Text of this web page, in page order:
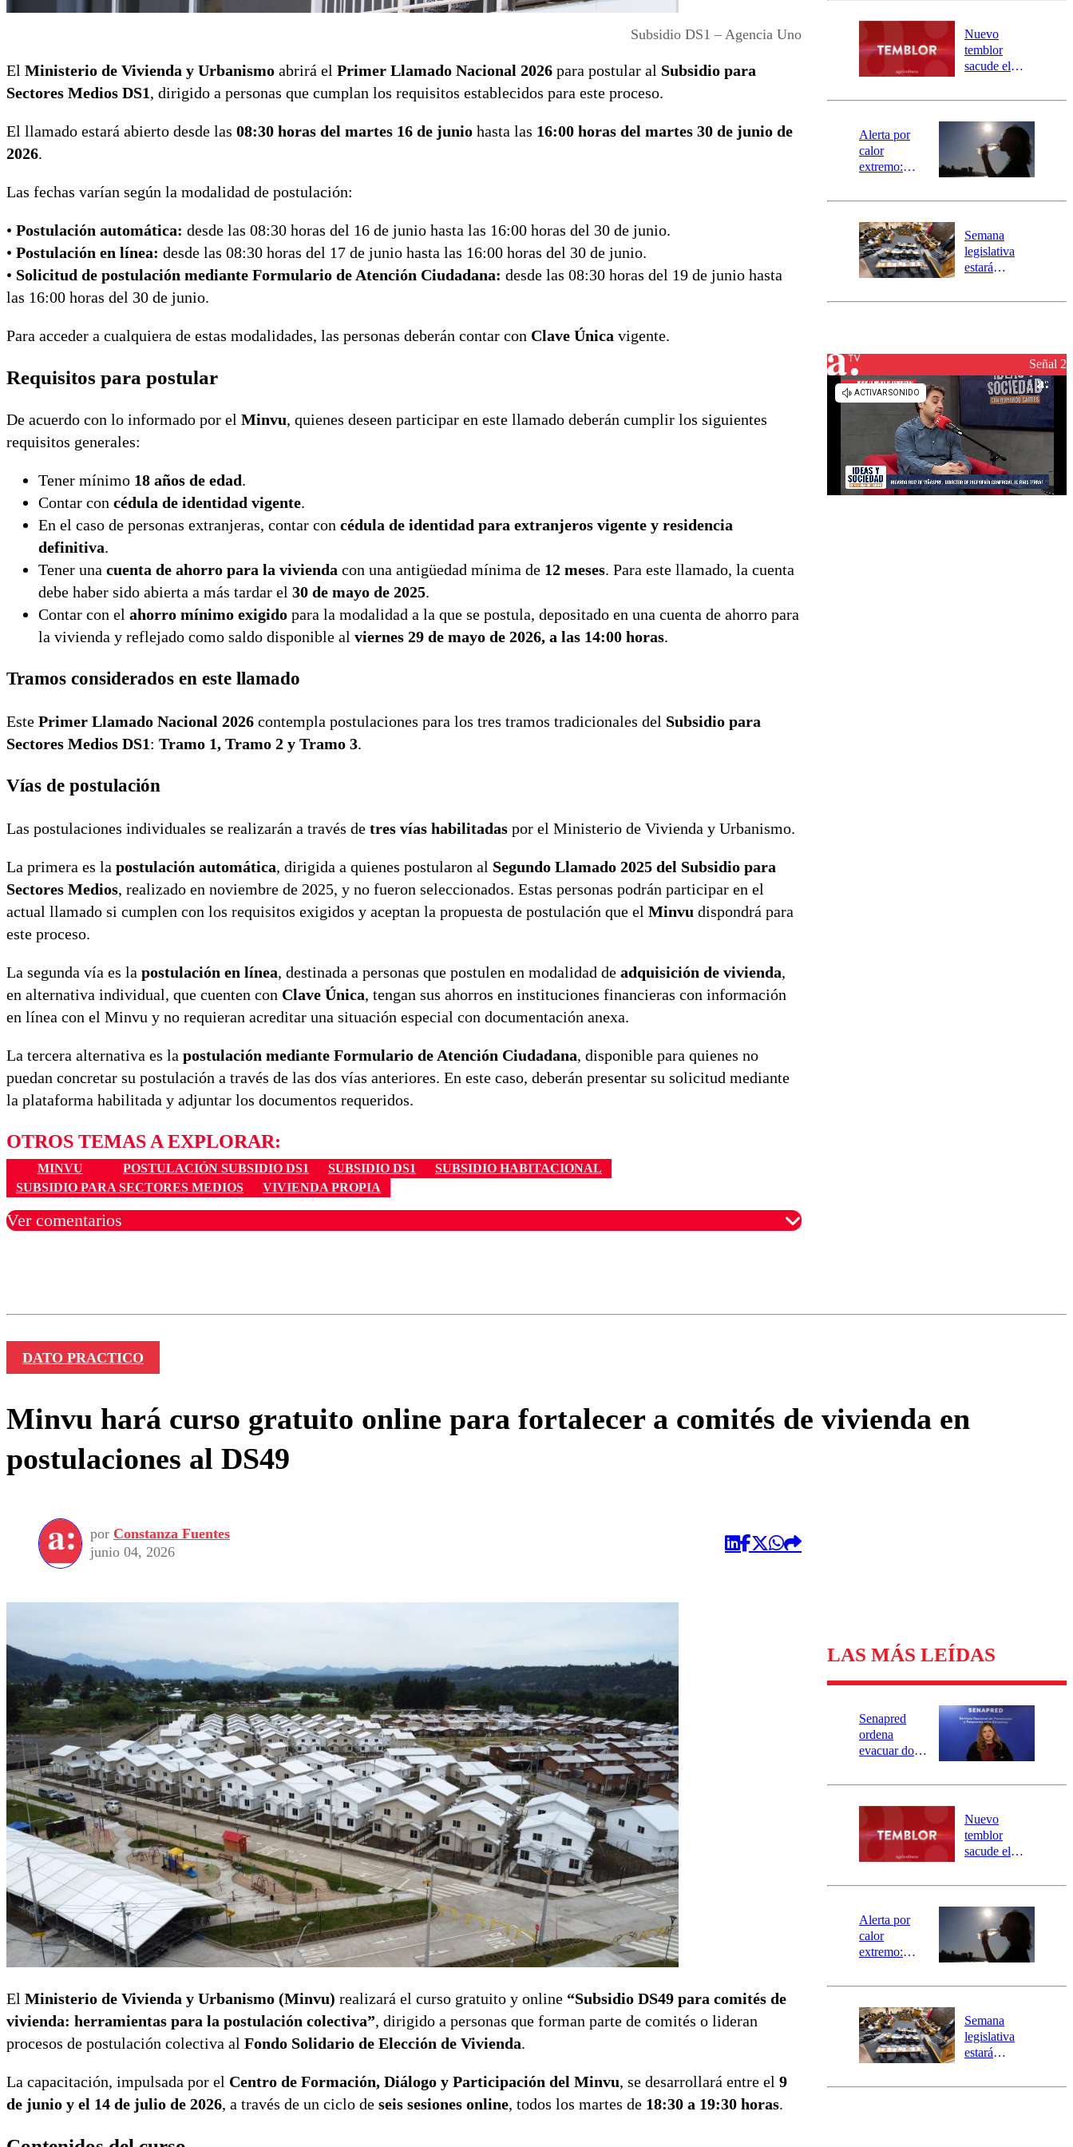
Subsidio DS1 – Agencia Uno
El Ministerio de Vivienda y Urbanismo abrirá el Primer Llamado Nacional 2026 para postular al Subsidio para
Sectores Medios DS1, dirigido a personas que cumplan los requisitos establecidos para este proceso.
El llamado estará abierto desde las 08:30 horas del martes 16 de junio hasta las 16:00 horas del martes 30 de junio de
2026.
Las fechas varían según la modalidad de postulación:
• Postulación automática: desde las 08:30 horas del 16 de junio hasta las 16:00 horas del 30 de junio.
• Postulación en línea: desde las 08:30 horas del 17 de junio hasta las 16:00 horas del 30 de junio.
• Solicitud de postulación mediante Formulario de Atención Ciudadana: desde las 08:30 horas del 19 de junio hasta
las 16:00 horas del 30 de junio.
Para acceder a cualquiera de estas modalidades, las personas deberán contar con Clave Única vigente.
Requisitos para postular
De acuerdo con lo informado por el Minvu, quienes deseen participar en este llamado deberán cumplir los siguientes
requisitos generales:
Tener mínimo 18 años de edad.
Contar con cédula de identidad vigente.
En el caso de personas extranjeras, contar con cédula de identidad para extranjeros vigente y residencia
definitiva.
Tener una cuenta de ahorro para la vivienda con una antigüedad mínima de 12 meses. Para este llamado, la cuenta
debe haber sido abierta a más tardar el 30 de mayo de 2025.
Contar con el ahorro mínimo exigido para la modalidad a la que se postula, depositado en una cuenta de ahorro para
la vivienda y reflejado como saldo disponible al viernes 29 de mayo de 2026, a las 14:00 horas.
Tramos considerados en este llamado
Este Primer Llamado Nacional 2026 contempla postulaciones para los tres tramos tradicionales del Subsidio para
Sectores Medios DS1: Tramo 1, Tramo 2 y Tramo 3.
Vías de postulación
Las postulaciones individuales se realizarán a través de tres vías habilitadas por el Ministerio de Vivienda y Urbanismo.
La primera es la postulación automática, dirigida a quienes postularon al Segundo Llamado 2025 del Subsidio para
Sectores Medios, realizado en noviembre de 2025, y no fueron seleccionados. Estas personas podrán participar en el
actual llamado si cumplen con los requisitos exigidos y aceptan la propuesta de postulación que el Minvu dispondrá para
este proceso.
La segunda vía es la postulación en línea, destinada a personas que postulen en modalidad de adquisición de vivienda,
en alternativa individual, que cuenten con Clave Única, tengan sus ahorros en instituciones financieras con información
en línea con el Minvu y no requieran acreditar una situación especial con documentación anexa.
La tercera alternativa es la postulación mediante Formulario de Atención Ciudadana, disponible para quienes no
puedan concretar su postulación a través de las dos vías anteriores. En este caso, deberán presentar su solicitud mediante
la plataforma habilitada y adjuntar los documentos requeridos.
OTROS TEMAS A EXPLORAR:
MINVU POSTULACIÓN SUBSIDIO DS1 SUBSIDIO DS1
SUBSIDIO HABITACIONAL
SUBSIDIO PARA SECTORES MEDIOS
VIVIENDA PROPIA
Ver comentarios
río Damas:
activa
mensajería
SAE
Nuevo
temblor
sacude el
revisa la
epicentro
Alerta por
calor
extremo:
activa Alerta
Preventiva en
tres comunas
Semana
legislativa
estará
el fin de la
reconstrucciónSeñal 2
DATO PRACTICO
Minvu hará curso gratuito online para fortalecer a comités de vivienda en
postulaciones al DS49
por Constanza Fuentes
junio 04, 2026
El Ministerio de Vivienda y Urbanismo (Minvu) realizará el curso gratuito y online “Subsidio DS49 para comités de
vivienda: herramientas para la postulación colectiva”, dirigido a personas que forman parte de comités o lideran
procesos de postulación colectiva al Fondo Solidario de Elección de Vivienda.
La capacitación, impulsada por el Centro de Formación, Diálogo y Participación del Minvu, se desarrollará entre el 9
de junio y el 14 de julio de 2026, a través de un ciclo de seis sesiones online, todos los martes de 18:30 a 19:30 horas.
LAS MÁS LEÍDAS
Senapred
ordena
evacuar dos
Carahue por
río Damas:
activa
mensajería
SAE
Nuevo
temblor
sacude el
revisa la
epicentro
Alerta por
calor
extremo:
activa Alerta
Preventiva en
tres comunas
Semana
legislativa
estará
el fin de la